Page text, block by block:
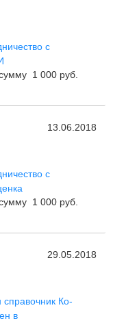
с
1 000 руб.
13.06.2018
с
1 000 руб.
29.05.2018
справочник Ко-
в